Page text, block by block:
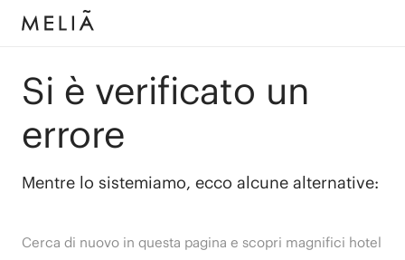
Si è verificato un
errore
Mentre lo sistemiamo, ecco alcune alternative:
Cerca di nuovo in questa pagina e scopri magnifici hotel